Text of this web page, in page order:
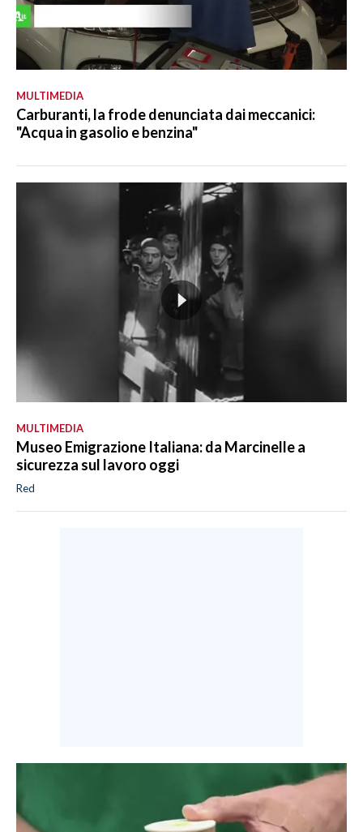
MULTIMEDIA
Carburanti, la frode denunciata dai meccanici:
"Acqua in gasolio e benzina"
MULTIMEDIA
Museo Emigrazione Italiana: da Marcinelle a
sicurezza sul lavoro oggi
Red